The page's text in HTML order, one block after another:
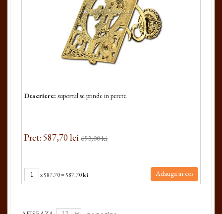
Descriere: suportul se prinde in perete
Pret: 587,70 lei 653,00 lei
x587.70= 587.70 lei Adauga in cos